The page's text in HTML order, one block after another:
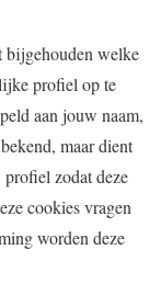
bijgehouden welke
profiel op te
aan jouw naam,
maar dient
zodat deze
cookies vragen
worden deze